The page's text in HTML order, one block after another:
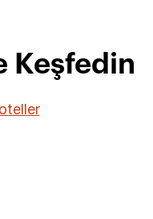
Keşfedin